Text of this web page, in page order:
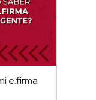
e.firma